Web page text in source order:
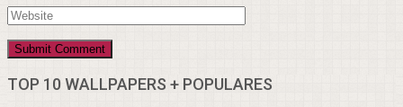
TOP 10 WALLPAPERS + POPULARES